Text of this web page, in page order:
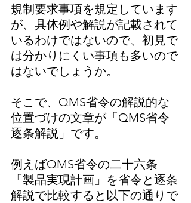
規制要求事項を規定しています
が、具体例や解説が記載されて
いるわけではないので、初見で
は分かりにくい事項も多いので
はないでしょうか。
そこで、QMS省令の解説的な
位置づけの文章が「QMS省令
逐条解説」です。
例えばQMS省令の二十六条
「製品実現計画」を省令と逐条
解説で比較すると以下の通りで